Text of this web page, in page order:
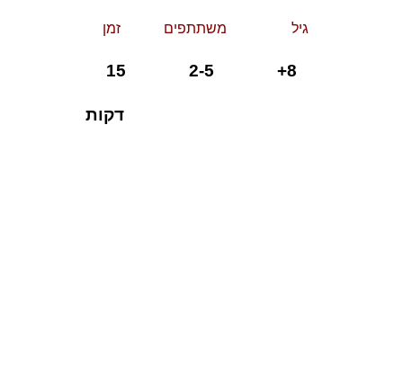
גיל משתתפים זמן
8+ 2-5 15
דקות